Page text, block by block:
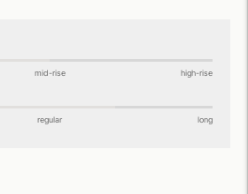
mid-rise high-rise
regular long